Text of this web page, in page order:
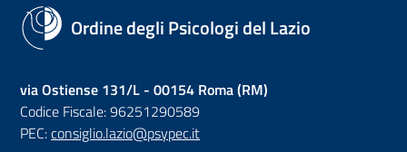
Ordine degli Psicologi del Lazio
via Ostiense 131/L - 00154 Roma (RM)
Codice Fiscale: 96251290589
PEC:consiglio.lazio@psypec.it